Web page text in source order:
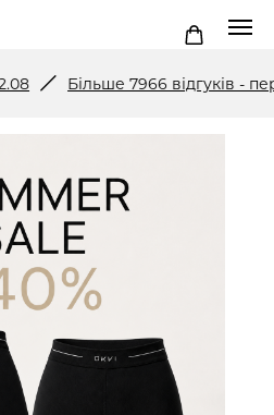
Більше 7966 відгуків -